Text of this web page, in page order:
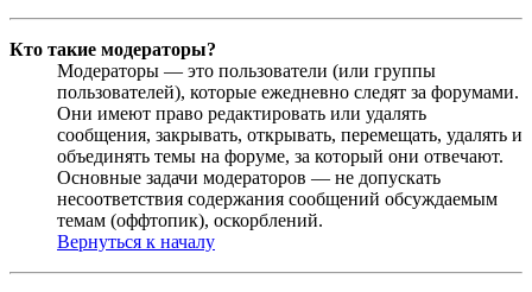
Кто такие модераторы?
Модераторы — это пользователи (или группы
пользователей), которые ежедневно следят за форумами.
Они имеют право редактировать или удалять
сообщения, закрывать, открывать, перемещать, удалять и
объединять темы на форуме, за который они отвечают.
Основные задачи модераторов — не допускать
несоответствия содержания сообщений обсуждаемым
темам (оффтопик), оскорблений.
Вернуться к началу